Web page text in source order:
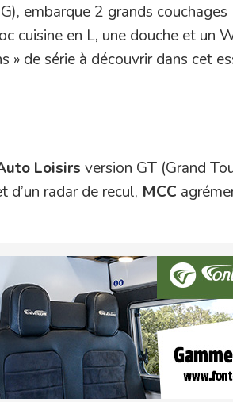
embarque 2 grands
cuisine en L, une douche et un
» de série à découvrir dans cet
Loisirs version GT (Grand
d’un radar de recul, MCC